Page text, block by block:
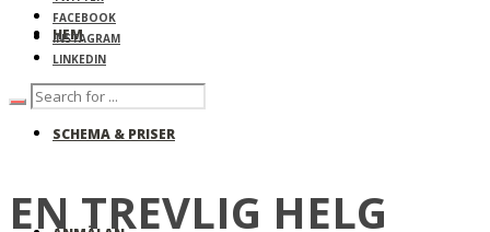
HEM
SCHEMA & PRISER
FACEBOOK
INSTAGRAM
LINKEDIN
EN TREVLIG HELG